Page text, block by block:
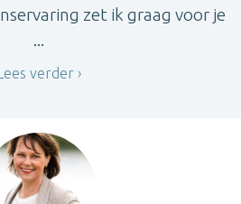
zet ik graag voor je
...
verder